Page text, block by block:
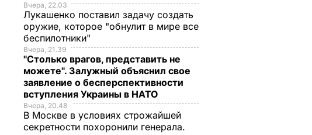
Вчера, 22.03
Лукашенко поставил задачу создать
оружие, которое "обнулит в мире все
беспилотники"
Вчера, 21.39
"Столько врагов, представить не
можете". Залужный объяснил свое
заявление о бесперспективности
вступления Украины в НАТО
Вчера, 20.48
В Москве в условиях строжайшей
секретности похоронили генерала.